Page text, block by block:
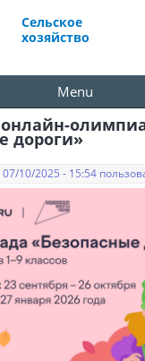
Сельское
хозяйство
Menu
онлайн-
дороги»
10/2025 - 15:54